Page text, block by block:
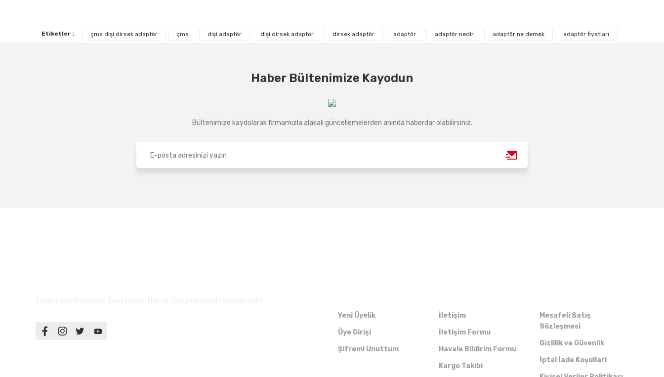
Etiketler : çms dişi dirsek adaptör çms dişi adaptör dişi dirsek adaptör dirsek adaptör adaptör adaptör nedir adaptör ne demek adaptör fiyatları
Haber Bültenimize Kayodun
Bültenimize kaydolarak firmamızla alakalı güncellemelerden anında haberdar olabilirsiniz.
Yeni Üyelik
Üye Girişi
Şifremi Unuttum
İletişim
İletişim Formu
Havale Bildirim Formu
Kargo Takibi
Mesafeli Satış
Sözleşmesi
Gizlilik ve Güvenlik
İptal İade Koşullari